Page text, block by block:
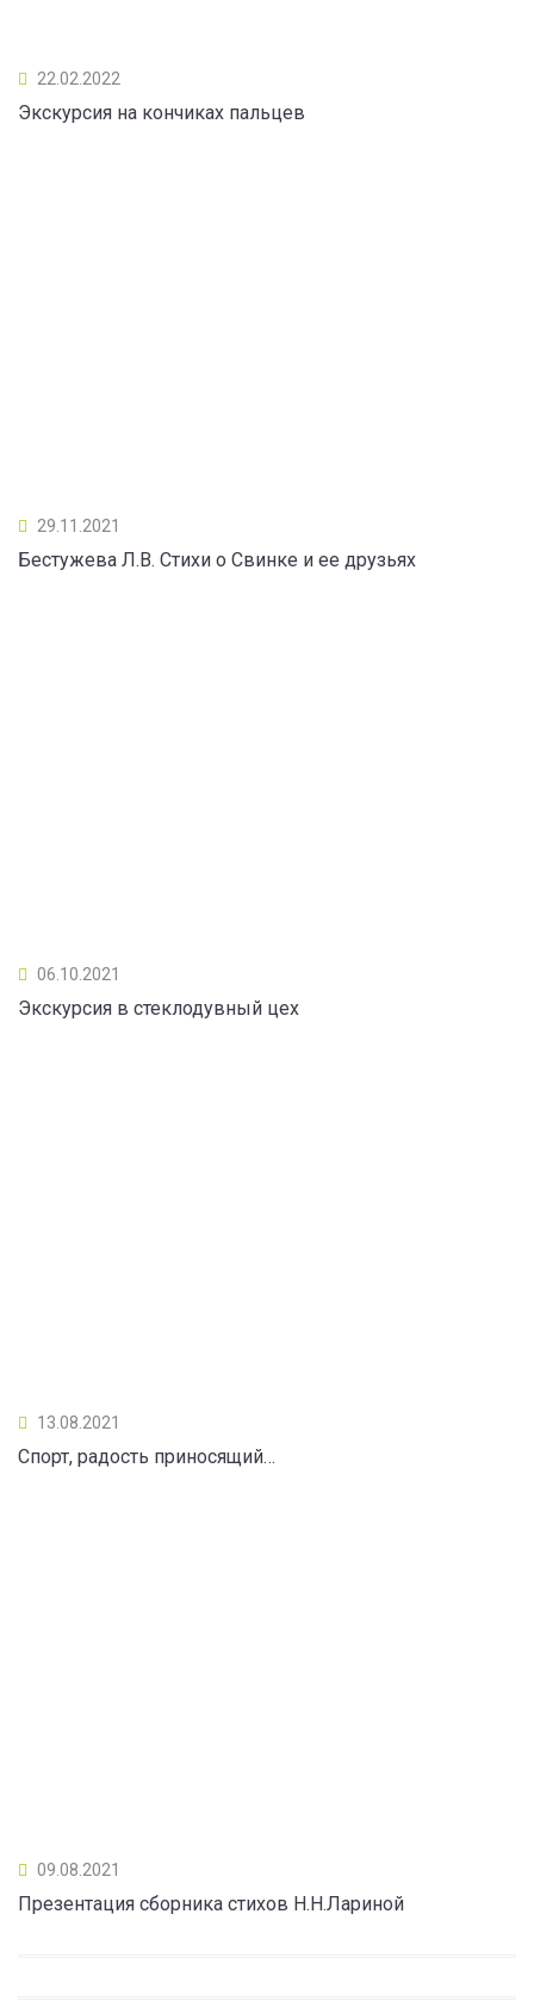
22.02.2022
Экскурсия на кончиках пальцев
29.11.2021
Бестужева Л.В. Стихи о Свинке и ее друзьях
06.10.2021
Экскурсия в стеклодувный цех
13.08.2021
Спорт, радость приносящий…
09.08.2021
Презентация сборника стихов Н.Н.Лариной